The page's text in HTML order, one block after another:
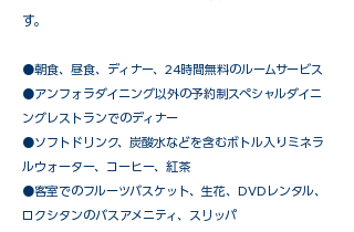
す。
●朝食、昼食、ディナー、24時間無料のルームサービス
​●アンフォラダイニング以外の予約制スペシャルダイニ
ングレストランでのディナー
●ソフトドリンク、炭酸水などを含むボトル入りミネラ
ルウォーター、コーヒー、紅茶
●客室でのフルーツバスケット、生花、DVDレンタル、
ロクシタンのバスアメニティ、スリッパ